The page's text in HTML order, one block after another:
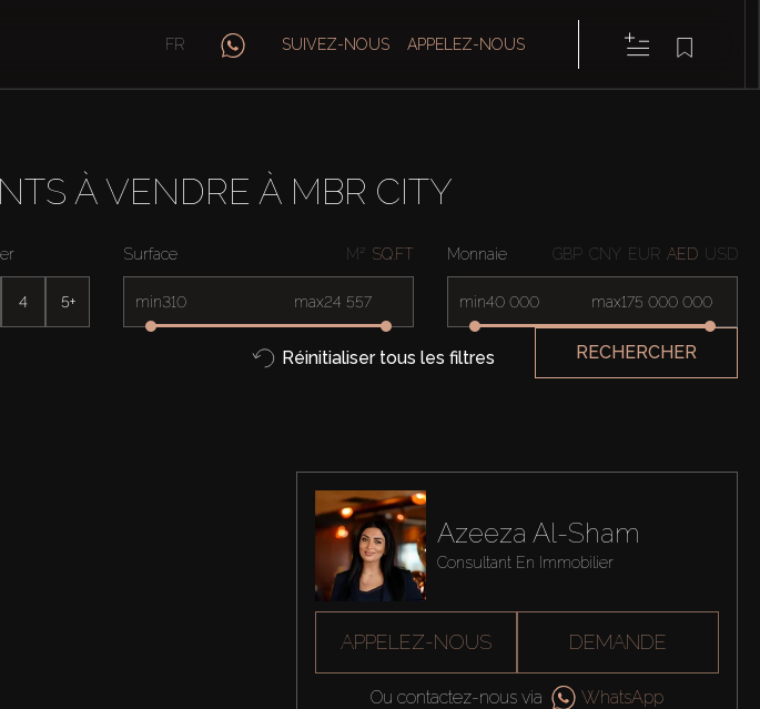
FR SUIVEZ-NOUS APPELEZ-NOUS
À VENDRE À MBR CITY
4 5+
Surface M² SQ.FT
min max
Monnaie GBP CNY EUR AED USD
min max
Réinitialiser tous les filtres RECHERCHER
Azeeza Al-Sham
Consultant En Immobilier
APPELEZ-NOUS DEMANDE
Ou contactez-nous via WhatsApp